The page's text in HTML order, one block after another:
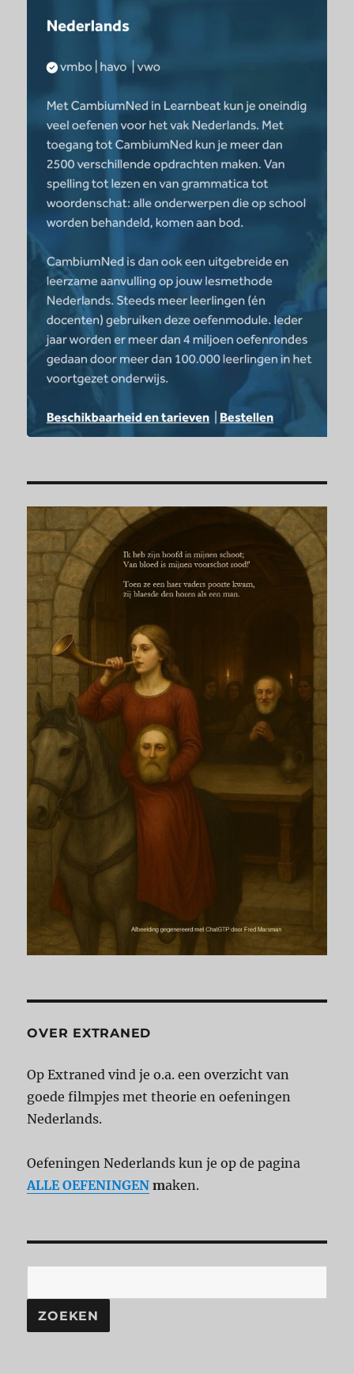
OVER EXTRANED
Op Extraned vind je o.a. een overzicht van
goede filmpjes met theorie en oefeningen
Nederlands.
Oefeningen Nederlands kun je op de pagina
ALLE OEFENINGEN maken.
ZOEKEN